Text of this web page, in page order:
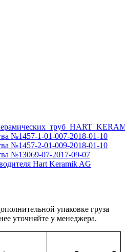
№1457-1-01-007-2018-01-10
№1457-2-01-009-2018-01-10
№13069-07-2017-09-07
Hart Keramik AG
упаковке груза
уточняйте у менеджера.